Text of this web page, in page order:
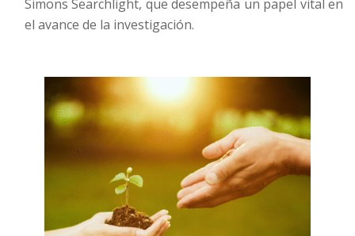
Simons Searchlight, que desempeña un papel vital en
el avance de la investigación.